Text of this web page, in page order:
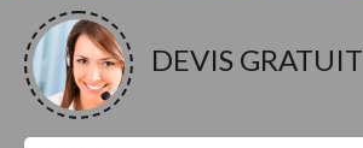
DEVIS GRATUIT